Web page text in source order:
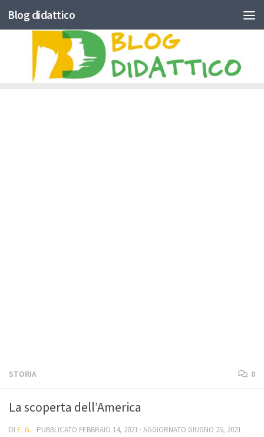
Skip to content
Blog didattico
STORIA 0
La scoperta dell’America
DI E. G. · PUBBLICATO FEBBRAIO 14, 2021 · AGGIORNATO GIUGNO 25, 2021